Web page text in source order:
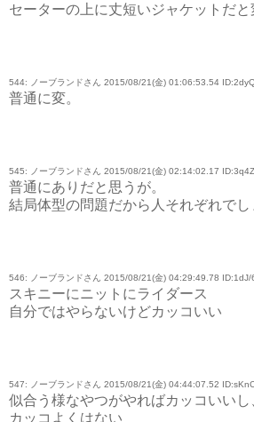
セーターの上に丈短いジャケットだと
544: ノーブランドさん 2015/08/21(金) 01:06:53.54
普通に変。
545: ノーブランドさん 2015/08/21(金) 02:14:02.17
普通にありだと思うが。
結局体型の問題だから人それぞれでし
546: ノーブランドさん 2015/08/21(金) 04:29:49.78
スキニーにニットにライダース
自分ではやらないけどカッコいい
547: ノーブランドさん 2015/08/21(金) 04:44:07.52
似合う様なやつがやればカッコいい
カッコよくはない